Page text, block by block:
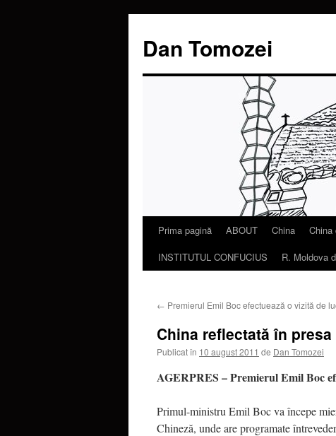
Dan Tomozei
SariPrima pagină ABOUT China China
INSTITUTUL CONFUCIUS
R. Moldova
← Premierul Emil Boc efectuează o vizită de
China reflectată în
Publicat în 10 august 2011 de Dan Tomozei
AGERPRES – Premierul Emil Boc
Primul-ministru Emil Boc va începe
Chineză, unde are programate